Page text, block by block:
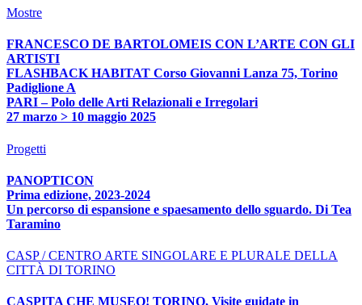
Mostre
FRANCESCO DE BARTOLOMEIS CON L’ARTE CON GLI
ARTISTI
FLASHBACK HABITAT Corso Giovanni Lanza 75, Torino
Padiglione A
PARI – Polo delle Arti Relazionali e Irregolari
27 marzo > 10 maggio 2025
Progetti
PANOPTICON
Prima edizione, 2023-2024
Un percorso di espansione e spaesamento dello sguardo. Di Tea
Taramino
CASP / CENTRO ARTE SINGOLARE E PLURALE DELLA
CITTÀ DI TORINO
CASPITA CHE MUSEO! TORINO, Visite guidate in